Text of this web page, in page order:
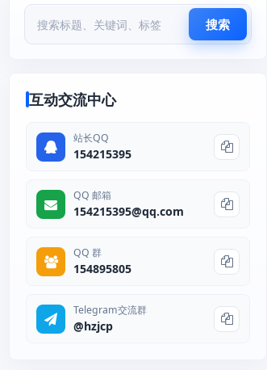
搜索
互动交流中心
站长QQ
154215395
QQ 邮箱
154215395@qq.com
QQ 群
154895805
Telegram交流群
@hzjcp